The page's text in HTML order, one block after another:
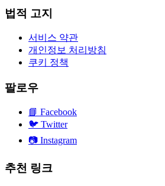
법적 고지
서비스 약관
개인정보 처리방침
쿠키 정책
팔로우
📘 Facebook
🐦 Twitter
📷 Instagram
추천 링크